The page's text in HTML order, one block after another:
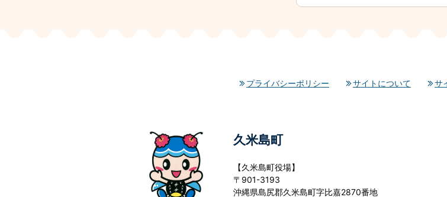
プライバシーポリシー サイトについて サ
久米島町
【久米島町役場】
〒901-3193
沖縄県島尻郡久米島町字比嘉2870番地